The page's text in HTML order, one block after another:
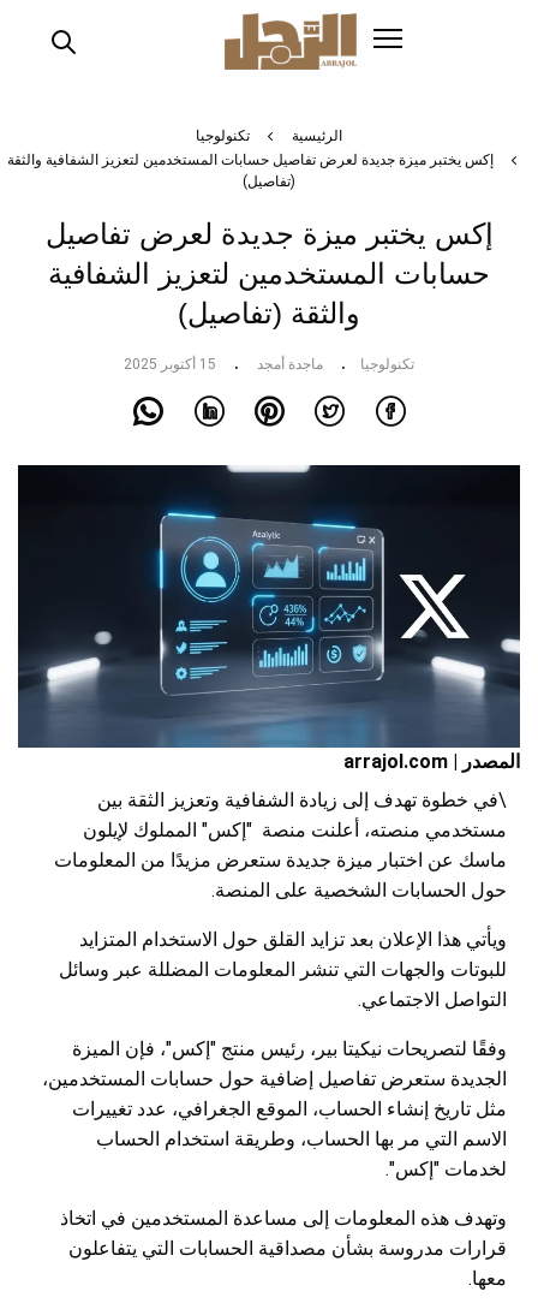
الرئيسية
تكنولوجيا
إكس يختبر ميزة جديدة لعرض تفاصيل حسابات المستخدمين لتعزيز الشفافية والثقة
(تفاصيل)
إكس يختبر ميزة جديدة لعرض تفاصيل
حسابات المستخدمين لتعزيز الشفافية
والثقة (تفاصيل)
تكنولوجيا ماجدة أمجد 15 أكتوبر 2025
المصدر | arrajol.com
\في خطوة تهدف إلى زيادة الشفافية وتعزيز الثقة بين
مستخدمي منصته، أعلنت منصة "إكس" المملوك لإيلون
ماسك عن اختبار ميزة جديدة ستعرض مزيدًا من المعلومات
حول الحسابات الشخصية على المنصة.
ويأتي هذا الإعلان بعد تزايد القلق حول الاستخدام المتزايد
للبوتات والجهات التي تنشر المعلومات المضللة عبر وسائل
التواصل الاجتماعي.
وفقًا لتصريحات نيكيتا بير، رئيس منتج "إكس"، فإن الميزة
الجديدة ستعرض تفاصيل إضافية حول حسابات المستخدمين،
مثل تاريخ إنشاء الحساب، الموقع الجغرافي، عدد تغييرات
الاسم التي مر بها الحساب، وطريقة استخدام الحساب
لخدمات "إكس".
وتهدف هذه المعلومات إلى مساعدة المستخدمين في اتخاذ
قرارات مدروسة بشأن مصداقية الحسابات التي يتفاعلون
معها.